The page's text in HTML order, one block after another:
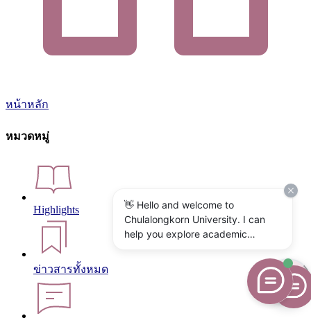
หน้าหลัก
หมวดหมู่
Highlights
ข่าวสารทั้งหมด
👋 Hello and welcome to
Chulalongkorn University. I can
help you explore academic